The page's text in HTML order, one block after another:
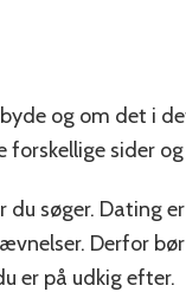
og om det i
sider
søger. Dating
Derfor
er på udkig efter.